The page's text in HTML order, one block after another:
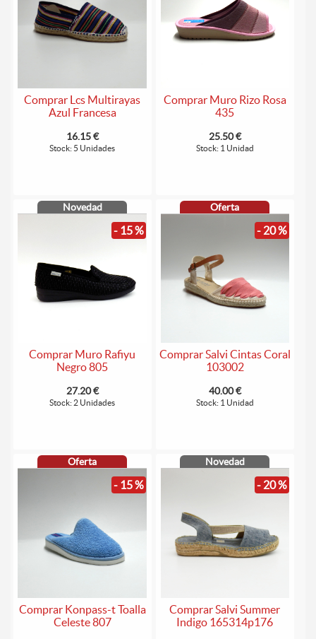
Comprar Lcs Multirayas
Azul Francesa
16.15 €
Stock: 5 Unidades
Comprar Muro Rizo Rosa
435
25.50 €
Stock: 1 Unidad
Novedad
- 15 %
Comprar Muro Rafiyu
Negro 805
27.20 €
Stock: 2 Unidades
Oferta
- 20 %
Comprar Salvi Cintas Coral
103002
40.00 €
Stock: 1 Unidad
Oferta
- 15 %
Comprar Konpass-t Toalla
Celeste 807
Novedad
- 20 %
Comprar Salvi Summer
Indigo 165314p176